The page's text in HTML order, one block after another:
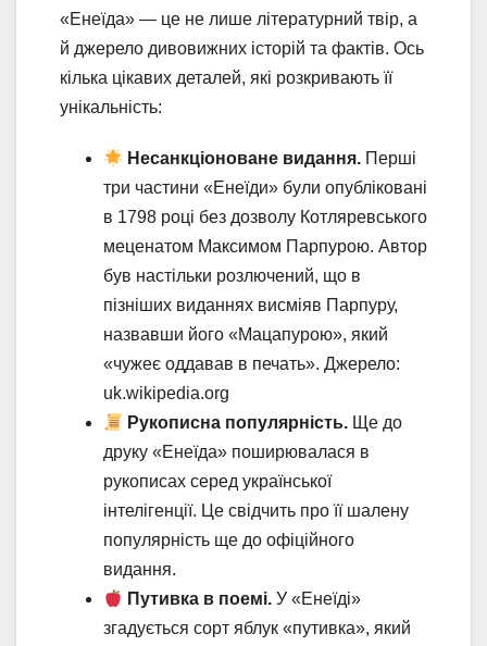
«Енеїда» — це не лише літературний твір, а
й джерело дивовижних історій та фактів. Ось
кілька цікавих деталей, які розкривають її
унікальність:
Несанкціоноване видання. Перші
три частини «Енеїди» були опубліковані
в 1798 році без дозволу Котляревського
меценатом Максимом Парпурою. Автор
був настільки розлючений, що в
пізніших виданнях висміяв Парпуру,
назвавши його «Мацапурою», який
«чужеє оддавав в печать». Джерело:
uk.wikipedia.org
Рукописна популярність. Ще до
друку «Енеїда» поширювалася в
рукописах серед української
інтелігенції. Це свідчить про її шалену
популярність ще до офіційного
видання.
Путивка в поемі. У «Енеїді»
згадується сорт яблук «путивка», який